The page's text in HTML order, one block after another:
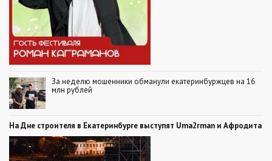
За неделю мошенники обманули екатеринбуржцев на 16
млн рублей
На Дне строителя в Екатеринбурге выступят Uma2rman и Афродита